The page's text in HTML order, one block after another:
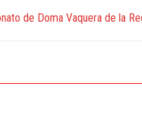
de Doma Vaquera de la